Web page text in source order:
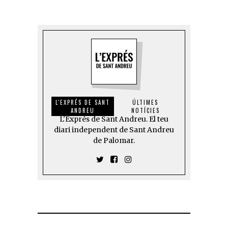
L'EXPRÉS DE SANT
ANDREU
ÚLTIMES
NOTÍCIES
L'Exprés de Sant Andreu. El teu
diari independent de Sant Andreu
de Palomar.